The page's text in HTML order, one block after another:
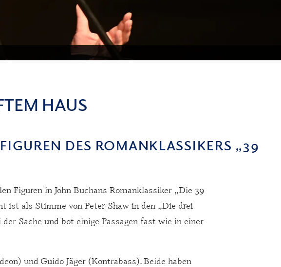
HAUS
DES ROMANKLASSIKERS „39
Figuren in John Buchans Romanklassiker „Die 39
ist als Stimme von Peter Shaw in den „Die drei
Sache und bot einige Passagen fast wie in einer
und Guido Jäger (Kontrabass). Beide haben